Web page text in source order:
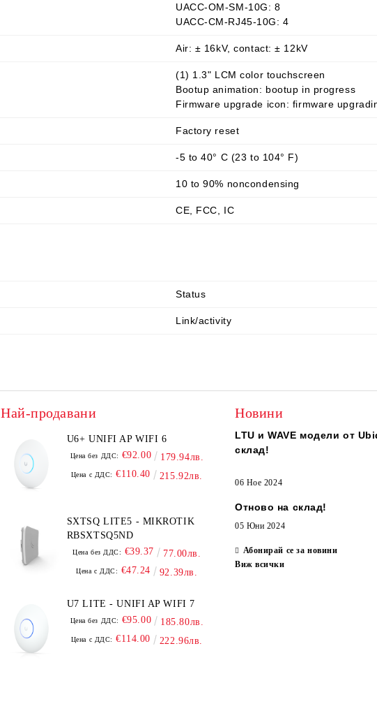
UACC-OM-SM-10G: 8
UACC-CM-RJ45-10G: 4
Air: ± 16kV, contact: ± 12kV
(1) 1.3" LCM color touchscreen
Bootup animation: bootup in progress
Firmware upgrade icon: firmware
Factory reset
-5 to 40° C (23 to 104° F)
10 to 90% noncondensing
CE, FCC, IC
Status
Link/activity
Най-продавани
U6+ UNIFI AP WIFI 6
Цена без ДДС: €92.00 179.94лв.
Цена с ДДС: €110.40 215.92лв.
SXTSQ LITE5 - MIKROTIK
RBSXTSQ5ND
Цена без ДДС: €39.37 77.00лв.
Цена с ДДС: €47.24 92.39лв.
U7 LITE - UNIFI AP WIFI 7
Цена без ДДС: €95.00 185.80лв.
Цена с ДДС: €114.00 222.96лв.
Новини
LTU и WAVE модели от
склад!
06 Ное 2024
Отново на склад!
05 Юни 2024
Абонирай се за новини
Виж всички